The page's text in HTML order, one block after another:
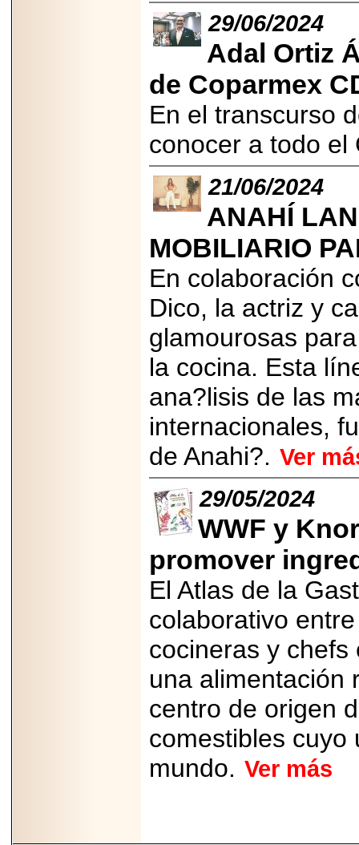
29/06/2024
Adal Ortiz
de Coparmex
En el transcurso
conocer a todo
21/06/2024
ANAHÍ
MOBILIARIO
En colaboración
Dico, la actriz y
glamourosas
la cocina. Esta
ana?lisis de las
internacionales,
de Anahi?. Ver
29/05/2024
WWF y
promover
El Atlas de la
colaborativo
cocineras y
una alimentación
centro de origen
comestibles cuyo
mundo. Ver más